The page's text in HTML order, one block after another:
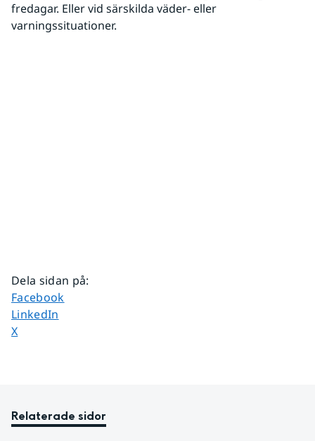
fredagar. Eller vid särskilda väder- eller
varningssituationer.
Dela sidan på:
Dela sidan på
Facebook
Dela sidan på
LinkedIn
Dela sidan på
X
Relaterade sidor